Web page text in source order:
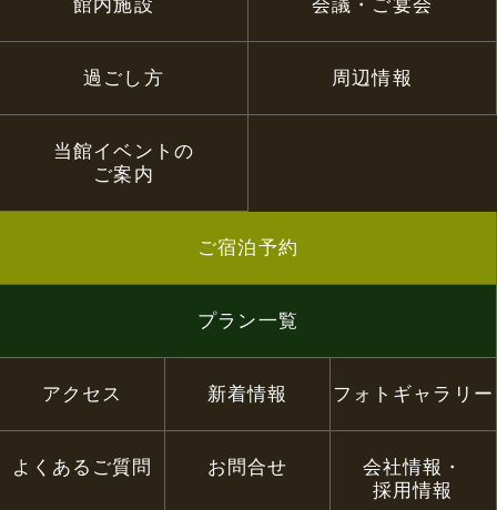
館内施設 会議・ご宴会
過ごし方 周辺情報
当館イベントの
ご案内
ご宿泊予約
プラン一覧
アクセス 新着情報 フォトギャラリー
よくあるご質問 お問合せ
会社情報・
採用情報